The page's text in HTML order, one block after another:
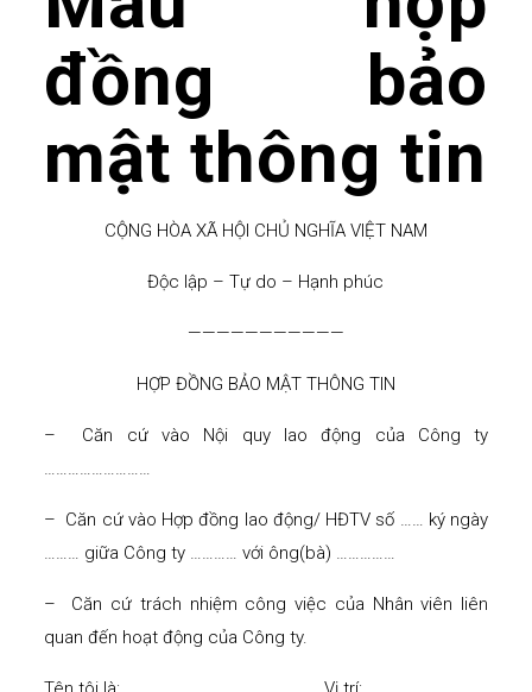
đồng bảo
mật thông tin
CỘNG HÒA XÃ HỘI CHỦ NGHĨA VIỆT NAM
Độc lập – Tự do – Hạnh phúc
———————————
HỢP ĐỒNG BẢO MẬT THÔNG TIN
– Căn cứ vào Nội quy lao động của Công ty
………………………
– Căn cứ vào Hợp đồng lao động/ HĐTV số …… ký ngày
……… giữa Công ty ………… với ông(bà) ……………
– Căn cứ trách nhiệm công việc của Nhân viên liên
quan đến hoạt động của Công ty.